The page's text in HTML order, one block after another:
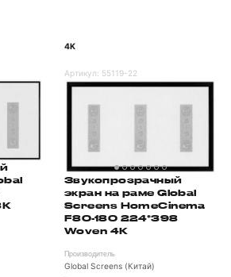
4K
Артикул: 55119-22
Звукопрозрачный
экран на раме Global
Screens HomeCinema
F80-180 224*398
Woven 4K
Производитель
Global Screens (Китай)